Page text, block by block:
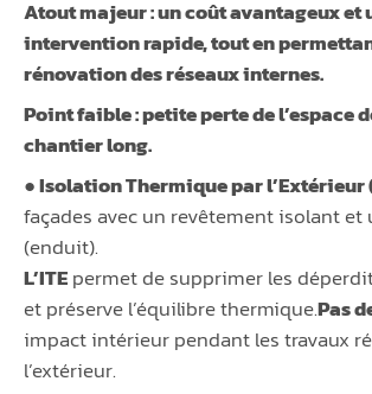
Atout majeur :un coût avantageux et
intervention rapide, tout en
rénovation des réseaux internes.
Point faible :petite perte de l’espace
chantier long.
● Isolation Thermique par l’Extérieur
façades avec un revêtement isolant
(enduit).
L’ITEpermet de supprimer les
et préserve l’équilibre thermique.Pas
impact intérieur pendant les travaux
l’extérieur.